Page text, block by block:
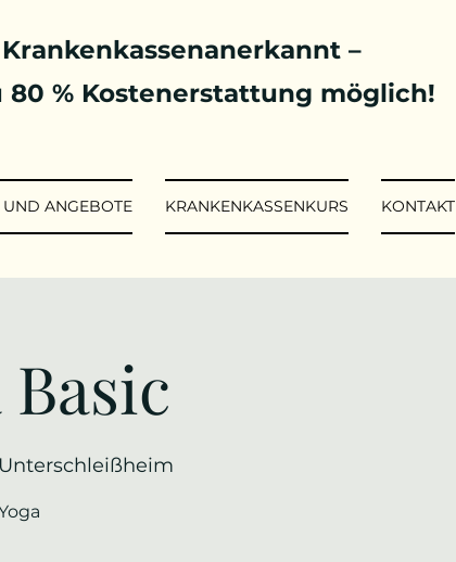
Krankenkassenanerkannt –
80 % Kostenerstattung möglich!
ANGEBOTE KRANKENKASSENKURS KONTAKT
Basic
Unterschleißheim